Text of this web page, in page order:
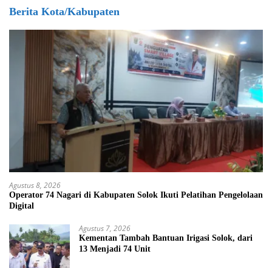
Berita Kota/Kabupaten
Agustus 8, 2026
Operator 74 Nagari di Kabupaten Solok Ikuti Pelatihan Pengelolaan
Digital
Agustus 7, 2026
Kementan Tambah Bantuan Irigasi Solok, dari
13 Menjadi 74 Unit